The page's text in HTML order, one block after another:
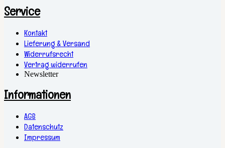
Service
Kontakt
Lieferung & Versand
Widerrufsrecht
Vertrag widerrufen
Newsletter
Informationen
AGB
Datenschutz
Impressum